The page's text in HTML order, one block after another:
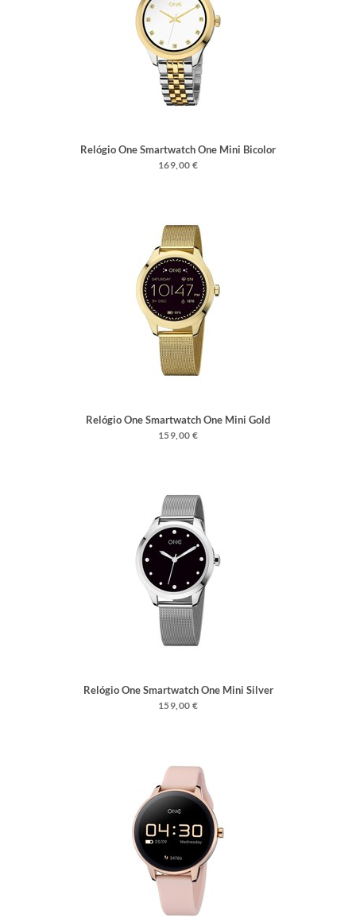
Relógio One Smartwatch One Mini Bicolor
169,00 €
Relógio One Smartwatch One Mini Gold
159,00 €
Relógio One Smartwatch One Mini Silver
159,00 €